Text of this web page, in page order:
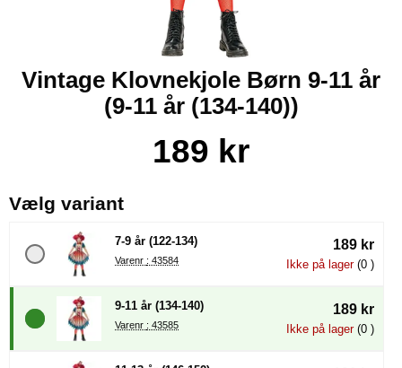
Vintage Klovnekjole Børn 9-11 år
(9-11 år (134-140))
Køb dette produkt Vintage Klovnekjole Børn 9-11 år
pris
189 kr
Vælg variant, (Valg af en ny radioknap vil
7-9 år (122-134)
Varenr : 43584
189 kr
Ikke på lager(0 )
9-11 år (134-140)
Varenr : 43585
189 kr
Ikke på lager(0 )